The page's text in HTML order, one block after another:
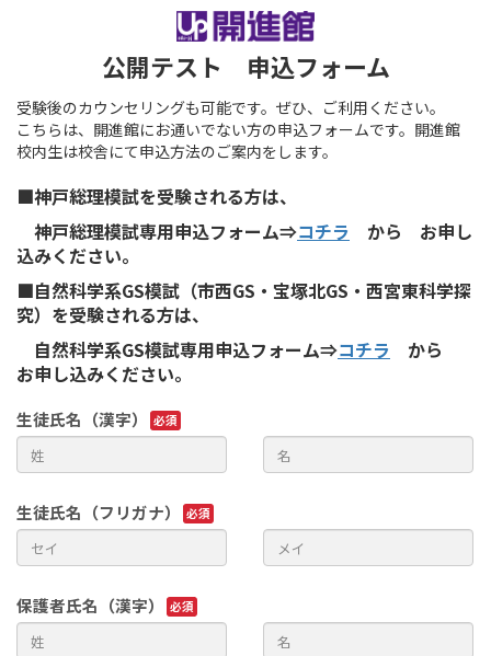
公開テスト 申込フォーム
受験後のカウンセリングも可能です。ぜひ、ご利用ください。
こちらは、開進館にお通いでない方の申込フォームです。開進館
校内生は校舎にて申込方法のご案内をします。
■神戸総理模試を受験される方は、
神戸総理模試専用申込フォーム⇒コチラ から お申し
込みください。
■自然科学系GS模試（市西GS・宝塚北GS・西宮東科学探
究）を受験される方は、
自然科学系GS模試専用申込フォーム⇒コチラ から
お申し込みください。
生徒氏名（漢字）
生徒氏名（フリガナ）
保護者氏名（漢字）